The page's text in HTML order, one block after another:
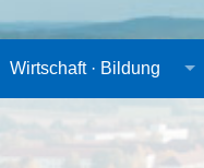
Wirtschaft · Bildung